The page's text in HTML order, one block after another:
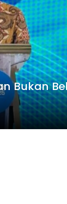
Bukan